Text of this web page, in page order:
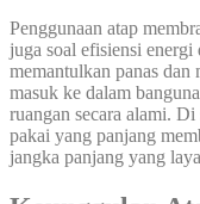
Penggunaan atap
juga soal efisiensi
memantulkan panas dan
masuk ke dalam
ruangan secara alami.
pakai yang panjang
jangka panjang yang